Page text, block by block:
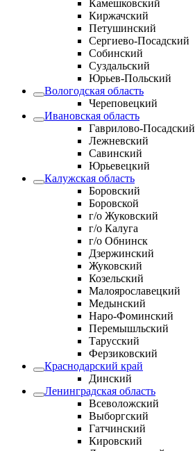
Камешковский
Киржачский
Петушинский
Сергиево-Посадский
Собинский
Суздальский
Юрьев-Польский
Вологодская область
Череповецкий
Ивановская область
Гаврилово-Посадский
Лежневский
Савинский
Юрьевецкий
Калужская область
Боровский
Боровской
г/о Жуковский
г/о Калуга
г/о Обнинск
Дзержинский
Жуковский
Козельский
Малоярославецкий
Медынский
Наро-Фоминский
Перемышльский
Тарусский
Ферзиковский
Краснодарский край
Динский
Ленинградская область
Всеволожский
Выборгский
Гатчинский
Кировский